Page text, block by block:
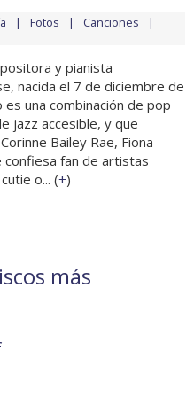
Fotos Canciones
y pianista
nacida el 7 de diciembre de
es una combinación de pop
jazz accesible, y que
Bailey Rae, Fiona
confiesa fan de artistas
o... (+)
más